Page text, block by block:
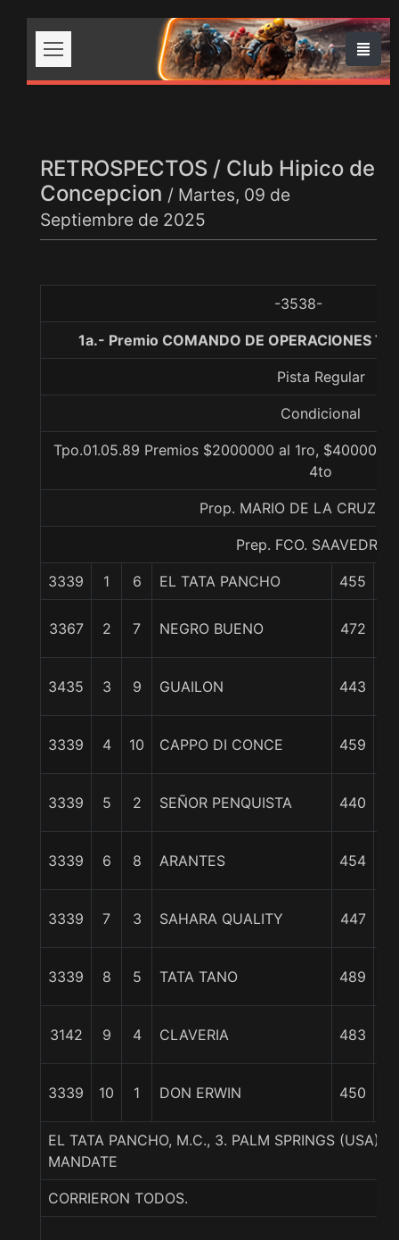
RETROSPECTOS / Club Hipico de
Concepcion / Martes, 09 de
Septiembre de 2025
-3538-
1a.- Premio COMANDO DE OPERACIONES
Pista Regular
Condicional
Tpo.01.05.89 Premios $2000000 al 1ro, $400000
4to
Prop. MARIO DE LA CRUZ
Prep. FCO. SAAVEDRA
3339 1 6 EL TATA PANCHO 455
3367 2 7 NEGRO BUENO 472
3435 3 9 GUAILON 443
3339 4 10 CAPPO DI CONCE 459
3339 5 2 SEÑOR PENQUISTA 440
3339 6 8 ARANTES 454
3339 7 3 SAHARA QUALITY 447
3339 8 5 TATA TANO 489
3142 9 4 CLAVERIA 483
3339 10 1 DON ERWIN 450
EL TATA PANCHO, M.C., 3. PALM SPRINGS (USA)-
MANDATE
CORRIERON TODOS.